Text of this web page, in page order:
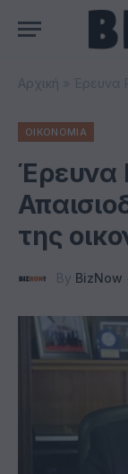
Αρχική
ΟΙΚΟΝΟΜΙΑ
Έρευνα
της
By BizNow